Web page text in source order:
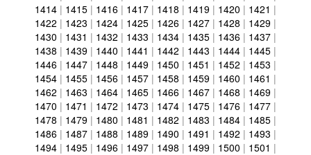
1414 | 1415 | 1416 | 1417 | 1418 | 1419 | 1420 | 1421 |
1422 | 1423 | 1424 | 1425 | 1426 | 1427 | 1428 | 1429 |
1430 | 1431 | 1432 | 1433 | 1434 | 1435 | 1436 | 1437 |
1438 | 1439 | 1440 | 1441 | 1442 | 1443 | 1444 | 1445 |
1446 | 1447 | 1448 | 1449 | 1450 | 1451 | 1452 | 1453 |
1454 | 1455 | 1456 | 1457 | 1458 | 1459 | 1460 | 1461 |
1462 | 1463 | 1464 | 1465 | 1466 | 1467 | 1468 | 1469 |
1470 | 1471 | 1472 | 1473 | 1474 | 1475 | 1476 | 1477 |
1478 | 1479 | 1480 | 1481 | 1482 | 1483 | 1484 | 1485 |
1486 | 1487 | 1488 | 1489 | 1490 | 1491 | 1492 | 1493 |
1494 | 1495 | 1496 | 1497 | 1498 | 1499 | 1500 | 1501 |